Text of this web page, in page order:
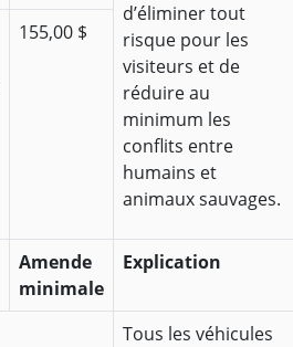
d’éliminer tout
risque pour les
visiteurs et de
réduire au
minimum les
conflits entre
humains et
animaux sauvages.
155,00 $
Amende
minimale
Explication
Tous les véhicules